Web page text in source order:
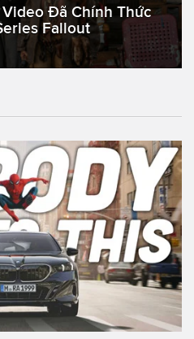
Đã Chính Thức
Fallout